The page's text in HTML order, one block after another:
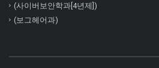
(사이버보안학과[4년제])
(보그헤어과)